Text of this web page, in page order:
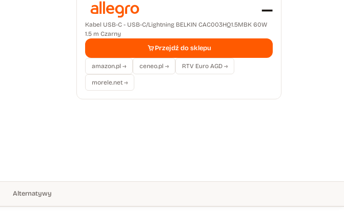
—
Kabel USB-C - USB-C/Lightning BELKIN CAC003HQ1.5MBK 60W
1.5 m Czarny
Przejdź do sklepu
amazon.pl → ceneo.pl → RTV Euro AGD →
morele.net →
Alternatywy